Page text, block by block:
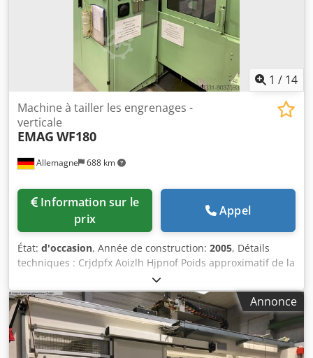
Poids : 6 T Dimensions 2300 mm * 2500 mm * 2170 mm
Accessoires : Serrage hydraulique de la pièce Système de
charge automatique Convoyeur magnétique à copeaux *
1 / 14
Allemagne 688 km
Machine à tailler les engrenages -
verticale
EMAG WF180
prix
Appel
État: d'occasion, Année de construction: 2005, Détails
techniques : Crjdpfx Aoizlh Hjpnof Poids approximatif de la
machine : 8 t Encombrement approximatif :
2,95 x 1,6 x 2,36 m Diamètre de l’outil de coupe : 250 mm
Diamètre de la course circulaire : 265 mm Course en axe
X : 170 mm Course en axe Z : 200 mm Vitesses de broche :
1 500 tr/min Diamètre du roulement de la broche : 100 mm
Machine de chargement : *
Annonce